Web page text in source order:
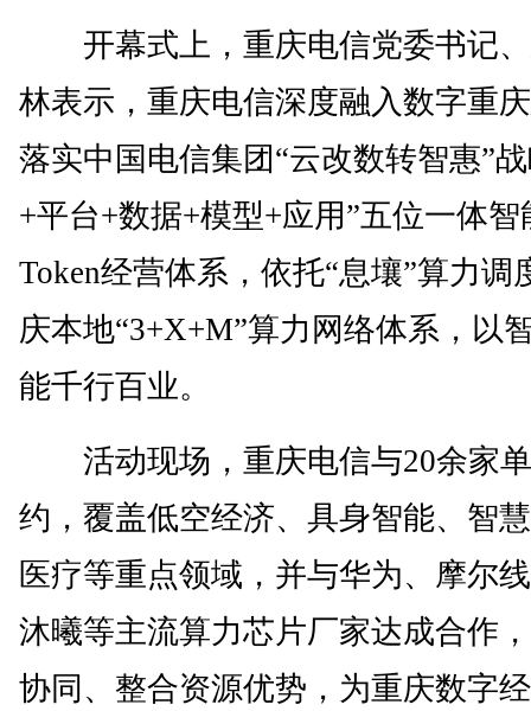
开幕式上，重庆电信党委书记、
林表示，重庆电信深度融入数字重
落实中国电信集团“云改数转智惠”
+平台+数据+模型+应用”五位一体
Token经营体系，依托“息壤”算力调
庆本地“3+X+M”算力网络体系，以
能千行百业。
活动现场，重庆电信与20余家
约，覆盖低空经济、具身智能、智
医疗等重点领域，并与华为、摩尔
沐曦等主流算力芯片厂家达成合作
协同、整合资源优势，为重庆数字